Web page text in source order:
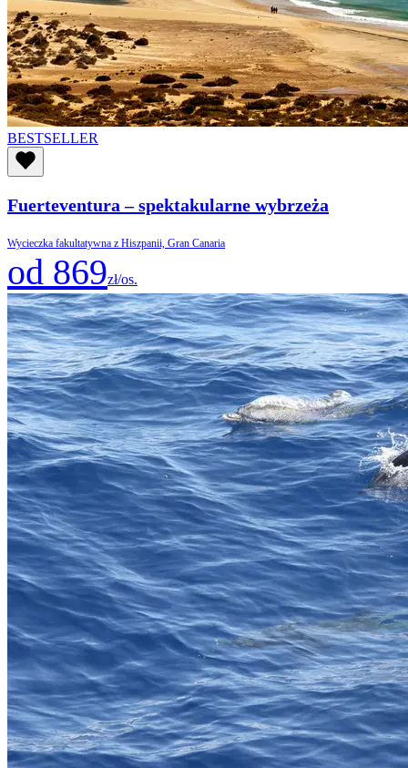
BESTSELLER
Fuerteventura – spektakularne wybrzeża
Wycieczka fakultatywna z Hiszpanii, Gran Canaria
od 869zł/os.